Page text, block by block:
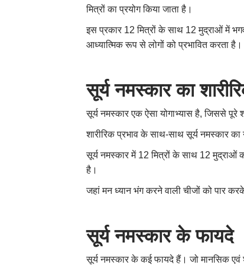
मित्रों का प्रयोग किया जाता है।
इस प्रकार 12 मित्रों के साथ 12 मुद्राओं में
आध्यात्मिक रूप से लोगों को प्रभावित करता है।
सूर्य नमस्कार का
सूर्य नमस्कार एक ऐसा योगाभ्यास है, जिससे पूरे
शारीरिक प्रभाव के साथ-साथ सूर्य नमस्कार
सूर्य नमस्कार में 12 मित्रों के साथ 12 मुद्राओं
है।
जहां मन ध्यान भंग करने वाली चीजों को पार
सूर्य नमस्कार के फायदे
सूर्य नमस्कार के कई फायदे हैं। जो मानसिक एवं